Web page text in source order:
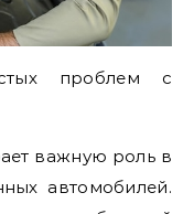
проблем с
важную роль в
автомобилей.